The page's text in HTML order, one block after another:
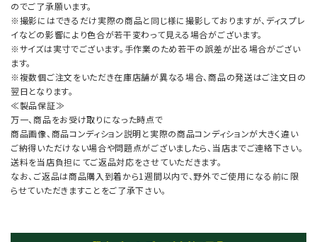
のでご了承願います。
※撮影にはできるだけ実際の商品と同じ様に撮影しておりますが、ディスプレ
イなどの影響により色合が若干変わって見える場合がございます。
※サイズは実寸でございます。手作業のため若干の誤差が出る場合がござい
ます。
※複数個ご注文をいただき在庫店舗が異なる場合、商品の発送はご注文日の
翌日となります。
≪製品保証≫
万一、商品をお受け取りになった時点で
商品画像、商品コンディション説明と実際の商品コンディションが大きく違い
ご納得いただけない場合や問題点がございましたら、当店までご連絡下さい。
送料を当店負担にてご返品対応をさせていただきます。
なお、ご返品は商品購入到着から1週間以内で、野外でご使用になる前に限
らせていただきますことをご了承下さい。